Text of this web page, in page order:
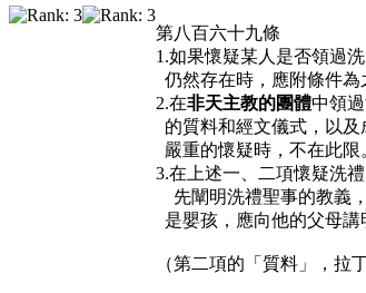
第八百六十九條
1.如果懷疑某人是否領過
仍然存在時，應附條件為
2.在非天主教的團體中領
的質料和經文儀式，以
嚴重的懷疑時，不在此限
3.在上述一、二項懷疑洗
先闡明洗禮聖事的教義
是嬰孩，應向他的父母講
（第二項的「質料」，拉